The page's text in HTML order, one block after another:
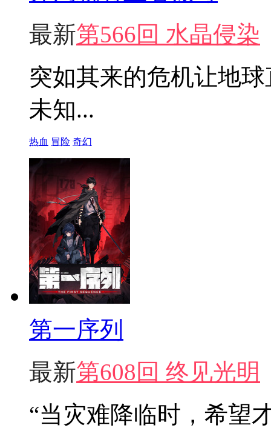
最新第566回 水晶侵染
突如其来的危机让地
未知...
热血 冒险 奇幻
第一序列
最新第608回 终见光明
“当灾难降临时，希望